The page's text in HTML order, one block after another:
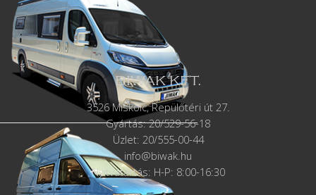
BIWAK KFT.
3526 Miskolc, Repülőtéri út 27.
Gyártás:20/529-56-18
Üzlet: 20/555-00-44
info@biwak.hu
Nyitvatartás: H-P: 8:00-16:30